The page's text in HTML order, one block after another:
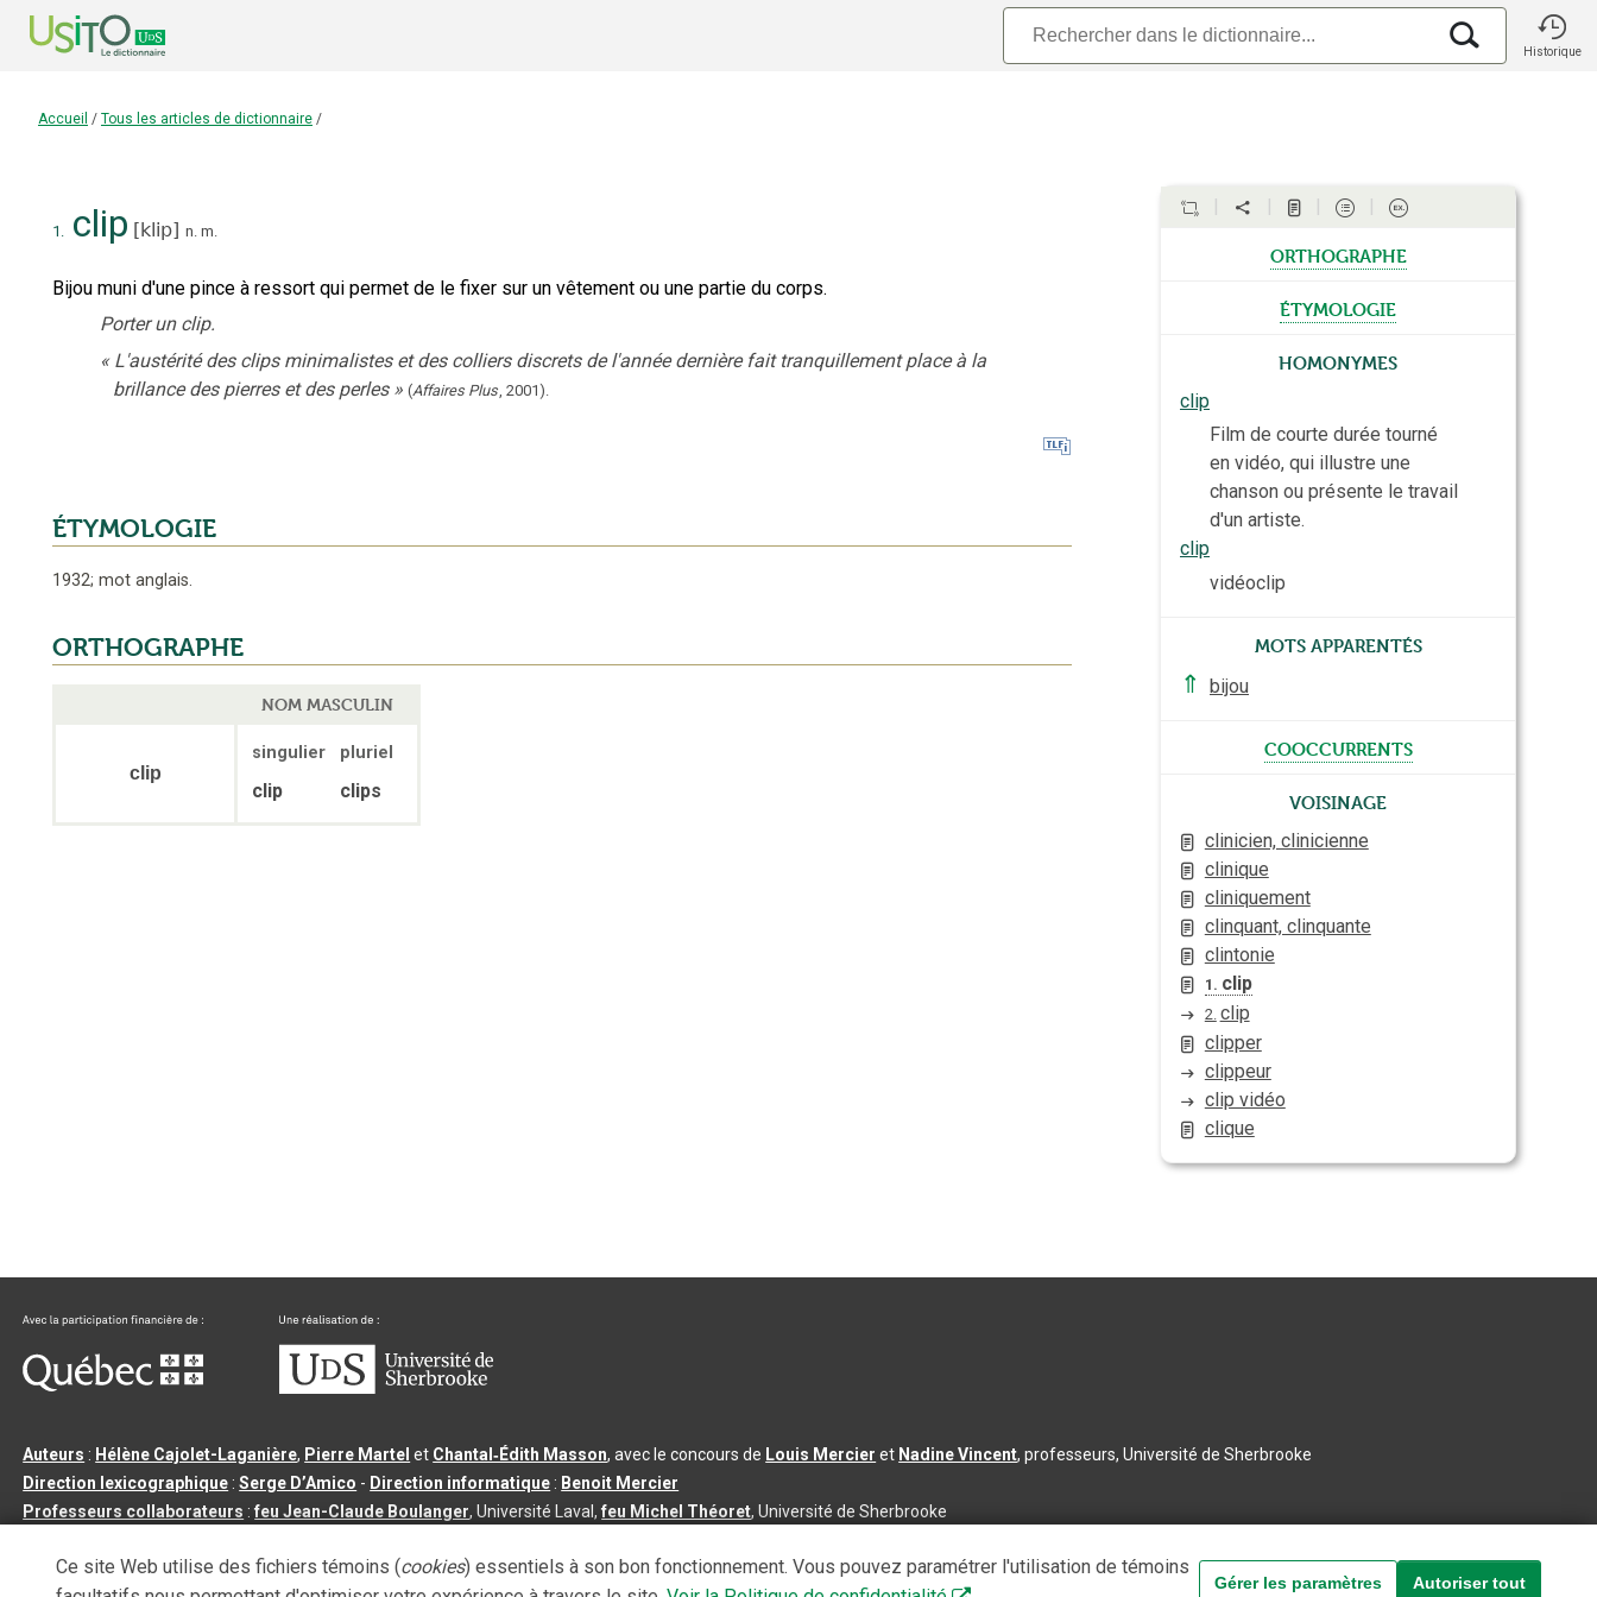
Historique
Accueil / Tous les articles de dictionnaire /
1. clip [klip] n. m.
Bijou muni d'une pince à ressort qui permet de le fixer sur un vêtement ou une partie du corps.
Porter un clip.
« L'austérité des clips minimalistes et des colliers discrets de l'année dernière fait tranquillement place à la
brillance des pierres et des perles » (Affaires Plus 2001).
ÉTYMOLOGIE
1932; mot anglais.
ORTHOGRAPHE
NOM MASCULIN
clip
singulier pluriel
clip clips
orthographe
étymologie
Homonymes
clip
Film de courte durée tourné
en vidéo, qui illustre une
chanson ou présente le travail
d'un artiste.
clip
vidéoclip
Mots apparentés
⇑
bijou
cooccurrents
Voisinage
clinicien, clinicienne
clinique
cliniquement
clinquant, clinquante
clintonie
1. clip
2. clip
clipper
clippeur
clip vidéo
clique
Auteurs : Hélène Cajolet-Laganière, Pierre Martel et Chantal‑Édith Masson, avec le concours de Louis Mercier et Nadine Vincent, professeurs, Université de Sherbrooke
Direction lexicographique :Serge D’Amico - Direction informatique : Benoit Mercier
Professeurs collaborateurs :feu Jean-Claude Boulanger, Université Laval,feu Michel Théoret, Université de Sherbrooke
Tous droits réservés©Université de Sherbrooke |3.2.2- Dernière mise à jour du contenu :2026-08-03
Ce site Web utilise des fichiers témoins (cookies) essentiels à son bon fonctionnement. Vous pouvez paramétrer l'utilisation de témoins
Gérer les paramètres Autoriser tout